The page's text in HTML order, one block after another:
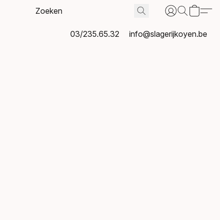
03/235.65.32 info@slagerijkoyen.be